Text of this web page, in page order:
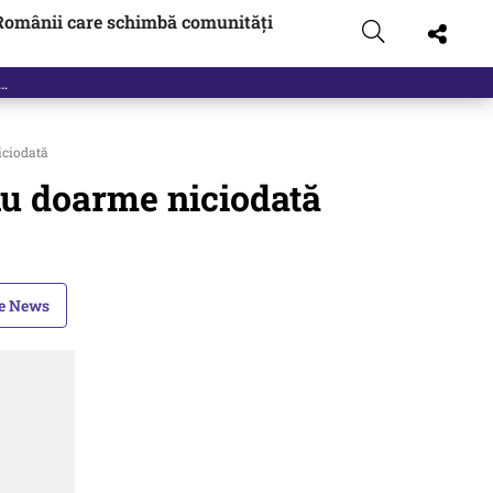
care schimbă comunități
doarme niciodată
News